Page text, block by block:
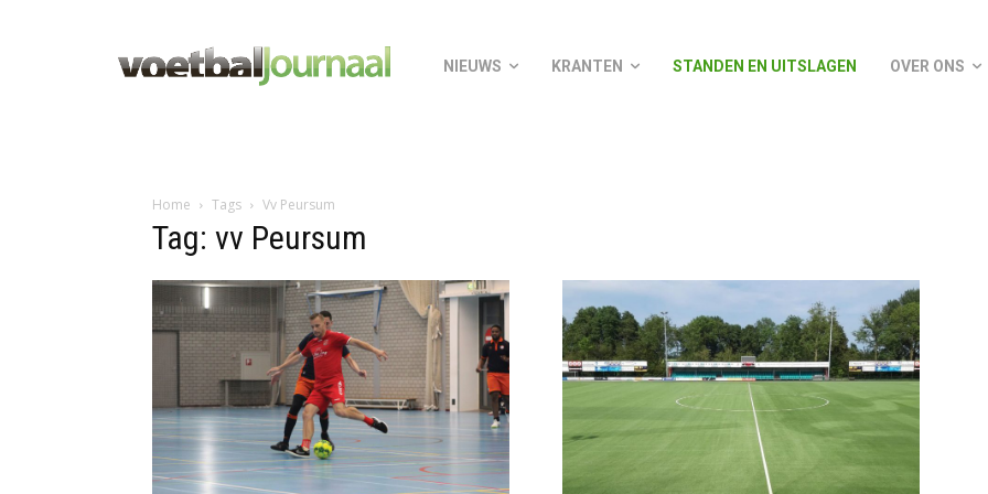
NIEUWS KRANTEN STANDEN EN UITSLAGEN OVER ONS
Home Tags Vv Peursum
Tag: vv Peursum